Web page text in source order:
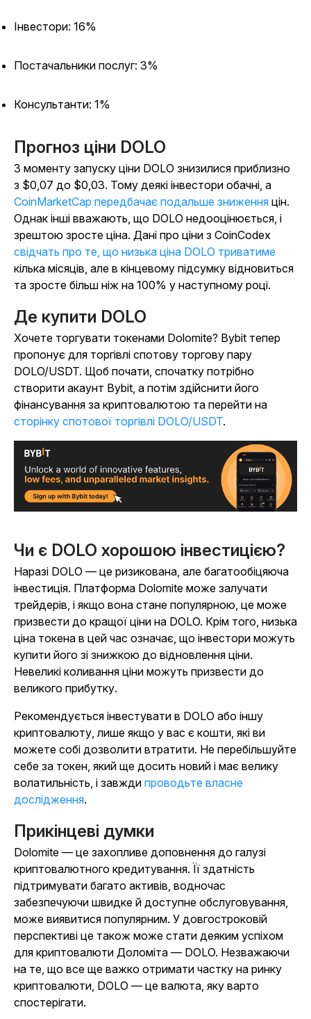
Інвестори: 16%
Постачальники послуг: 3%
Консультанти: 1%
Прогноз ціни DOLO
З моменту запуску ціни DOLO знизилися приблизно
з $0,07 до $0,03. Тому деякі інвестори обачні, а
CoinMarketCap передбачає подальше зниження цін.
Однак інші вважають, що DOLO недооцінюється, і
зрештою зросте ціна. Дані про ціни з CoinCodex
свідчать про те, що низька ціна DOLO триватиме
кілька місяців, але в кінцевому підсумку відновиться
та зросте більш ніж на 100% у наступному році.
Де купити DOLO
Хочете торгувати токенами Dolomite? Bybit тепер
пропонує для торгівлі спотову торгову пару
DOLO/USDT. Щоб почати, спочатку потрібно
створити акаунт Bybit, а потім здійснити його
фінансування за криптовалютою та перейти на
сторінку спотової торгівлі DOLO/USDT.
Чи є DOLO хорошою інвестицією?
Наразі DOLO — це ризикована, але багатообіцяюча
інвестиція. Платформа Dolomite може залучати
трейдерів, і якщо вона стане популярною, це може
призвести до кращої ціни на DOLO. Крім того, низька
ціна токена в цей час означає, що інвестори можуть
купити його зі знижкою до відновлення ціни.
Невеликі коливання ціни можуть призвести до
великого прибутку.
Рекомендується інвестувати в DOLO або іншу
криптовалюту, лише якщо у вас є кошти, які ви
можете собі дозволити втратити. Не перебільшуйте
себе за токен, який ще досить новий і має велику
волатильність, і завжди проводьте власне
дослідження.
Прикінцеві думки
Dolomite — це захопливе доповнення до галузі
криптовалютного кредитування. Її здатність
підтримувати багато активів, водночас
забезпечуючи швидке й доступне обслуговування,
може виявитися популярним. У довгостроковій
перспективі це також може стати деяким успіхом
для криптовалюти Доломіта — DOLO. Незважаючи
на те, що все ще важко отримати частку на ринку
криптовалюти, DOLO — це валюта, яку варто
спостерігати.